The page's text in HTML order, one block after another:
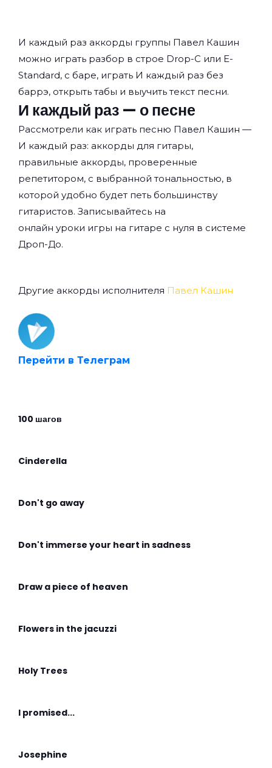
И каждый раз аккорды группы Павел Кашин
можно играть разбор в строе Drop-C или E-
Standard, с баре, играть И каждый раз без
баррэ, открыть табы и выучить текст песни.
И каждый раз — о песне
Рассмотрели как играть песню Павел Кашин —
И каждый раз: аккорды для гитары,
правильные аккорды, проверенные
репетитором, с выбранной тональностью, в
которой удобно будет петь большинству
гитаристов. Записывайтесь на
онлайн уроки игры на гитаре с нуля в системе
Дроп-До.
Другие аккорды исполнителя Павел Кашин
Перейти в Телеграм
100 шагов
Cinderella
Don't go away
Don't immerse your heart in sadness
Draw a piece of heaven
Flowers in the jacuzzi
Holy Trees
I promised...
Josephine